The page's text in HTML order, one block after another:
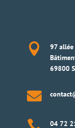

97
69800

04 72